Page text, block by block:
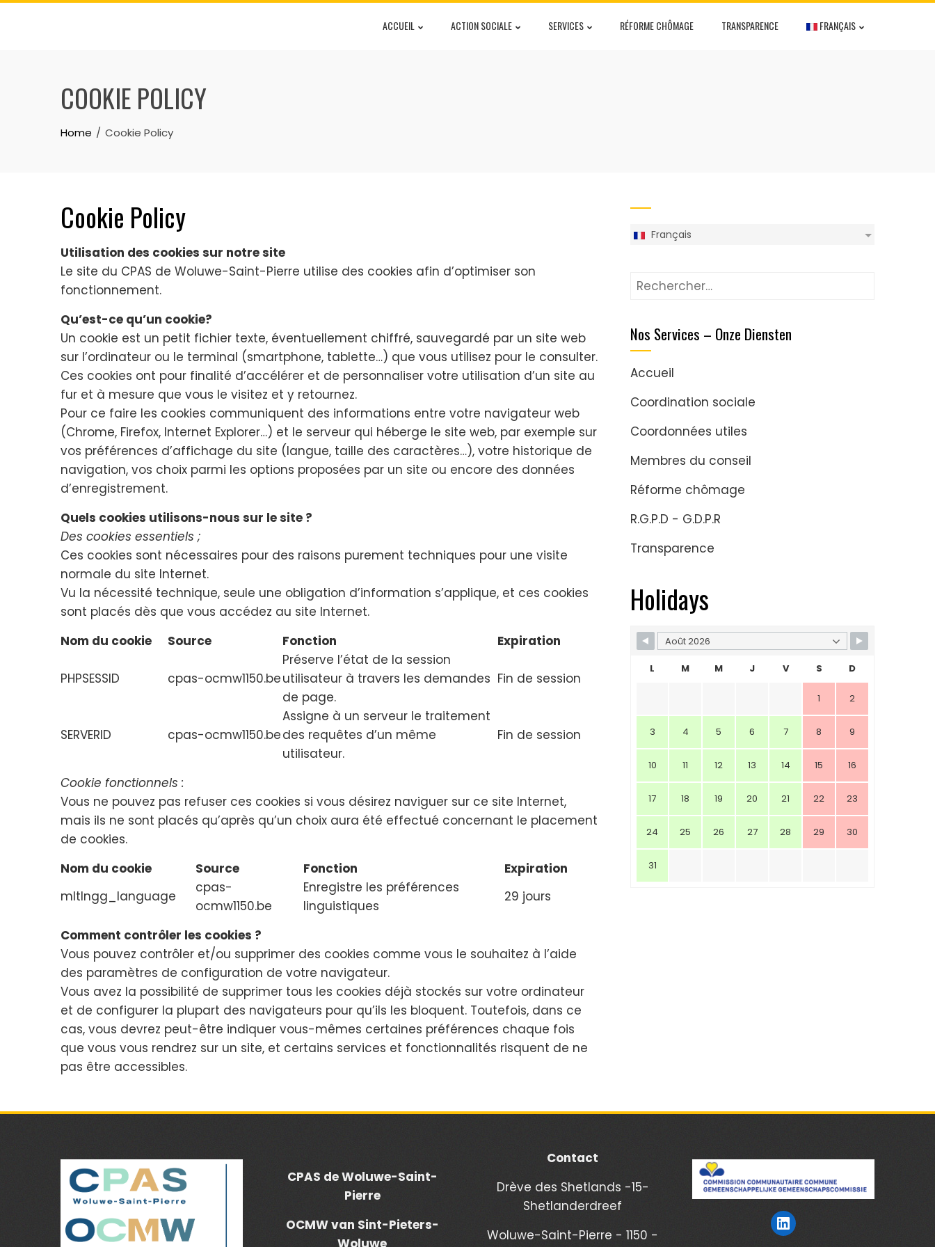
ACCUEIL ACTION SOCIALE SERVICES RÉFORME CHÔMAGE TRANSPARENCE FRANÇAIS
COOKIE POLICY
Home Cookie Policy
Cookie Policy
Utilisation des cookies sur notre site
Le site du CPAS de Woluwe-Saint-Pierre utilise des cookies afin d’optimiser son
fonctionnement.
Qu’est-ce qu’un cookie?
Un cookie est un petit fichier texte, éventuellement chiffré, sauvegardé par un site web
sur l’ordinateur ou le terminal (smartphone, tablette…) que vous utilisez pour le consulter.
Ces cookies ont pour finalité d’accélérer et de personnaliser votre utilisation d’un site au
fur et à mesure que vous le visitez et y retournez.
Pour ce faire les cookies communiquent des informations entre votre navigateur web
(Chrome, Firefox, Internet Explorer…) et le serveur qui héberge le site web, par exemple sur
vos préférences d’affichage du site (langue, taille des caractères…), votre historique de
navigation, vos choix parmi les options proposées par un site ou encore des données
d’enregistrement.
Quels cookies utilisons-nous sur le site ?
Des cookies essentiels ;
Ces cookies sont nécessaires pour des raisons purement techniques pour une visite
normale du site Internet.
Vu la nécessité technique, seule une obligation d’information s’applique, et ces cookies
sont placés dès que vous accédez au site Internet.
Nom du cookie
Source Fonction Expiration
PHPSESSID cpas-ocmw1150.be
Préserve l’état de la session
utilisateur à travers les demandes
de page.
Fin de session
SERVERID cpas-ocmw1150.be
Assigne à un serveur le traitement
des requêtes d’un même
utilisateur.
Fin de session
Cookie fonctionnels :
Vous ne pouvez pas refuser ces cookies si vous désirez naviguer sur ce site Internet,
mais ils ne sont placés qu’après qu’un choix aura été effectué concernant le placement
de cookies.
Nom du cookie
Source Fonction
Expiration
mltlngg_language
cpas-
ocmw1150.be
Enregistre les préférences
linguistiques
29 jours
Comment contrôler les cookies ?
Vous pouvez contrôler et/ou supprimer des cookies comme vous le souhaitez à l’aide
des paramètres de configuration de votre navigateur.
Vous avez la possibilité de supprimer tous les cookies déjà stockés sur votre ordinateur
et de configurer la plupart des navigateurs pour qu’ils les bloquent. Toutefois, dans ce
cas, vous devrez peut-être indiquer vous-mêmes certaines préférences chaque fois
que vous vous rendrez sur un site, et certains services et fonctionnalités risquent de ne
pas être accessibles.
Français
Nos Services – Onze Diensten
Accueil
Coordination sociale
Coordonnées utiles
Membres du conseil
Réforme chômage
R.G.P.D - G.D.P.R
Transparence
Holidays
L M M J V S D
1 2
3 4 5 6 7 8 9
10 11 12 13 14 15 16
17 18 19 20 21 22 23
24 25 26 27 28 29 30
31
CPAS de Woluwe-Saint-
Pierre
OCMW van Sint-Pieters-
Woluwe
Contact
Drève des Shetlands -15-
Shetlanderdreef
Woluwe-Saint-Pierre - 1150 -